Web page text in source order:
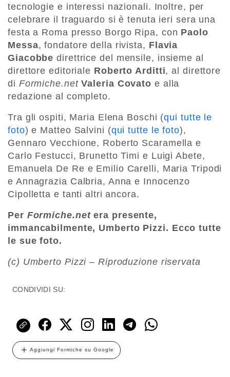
tecnologie e interessi nazionali. Inoltre, per
celebrare il traguardo si è tenuta ieri sera una
festa a Roma presso Borgo Ripa, con Paolo
Messa, fondatore della rivista, Flavia
Giacobbe direttrice del mensile, insieme al
direttore editoriale Roberto Arditti, al direttore
di Formiche.net Valeria Covato e alla
redazione al completo.
Tra gli ospiti, Maria Elena Boschi (qui tutte le
foto) e Matteo Salvini (qui tutte le foto),
Gennaro Vecchione, Roberto Scaramella e
Carlo Festucci, Brunetto Timi e Luigi Abete,
Emanuela De Re e Emilio Carelli, Maria Tripodi
e Annagrazia Calbria, Anna e Innocenzo
Cipolletta e tanti altri ancora.
Per Formiche.netera presente,
immancabilmente, Umberto Pizzi. Ecco tutte
le sue foto.
(c) Umberto Pizzi – Riproduzione riservata
CONDIVIDI SU:
Aggiungi Formiche su Google